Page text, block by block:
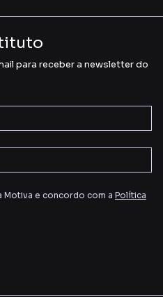
para receber a newsletter do
e concordo com a Política